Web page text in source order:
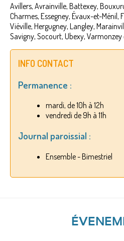
Avillers, Avrainville, Battexey,
Charmes, Essegney, Évaux-et-
Viéville, Hergugney, Langley,
Savigny, Socourt, Ubexy, Varmonzey
INFO CONTACT
Permanence :
mardi, de 10h à 12h
vendredi de 9h à 11h
Journal paroissial :
Ensemble - Bimestriel